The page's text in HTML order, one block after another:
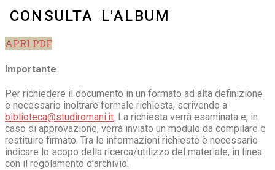
CONSULTA L'ALBUM
APRI PDF
Importante
Per richiedere il documento in un formato ad alta definizione
è necessario inoltrare formale richiesta, scrivendo a
biblioteca@studiromani.it. La richiesta verrà esaminata e, in
caso di approvazione, verrà inviato un modulo da compilare e
restituire firmato. Tra le informazioni richieste è necessario
indicare lo scopo della ricerca/utilizzo del materiale, in linea
con il regolamento d’archivio.